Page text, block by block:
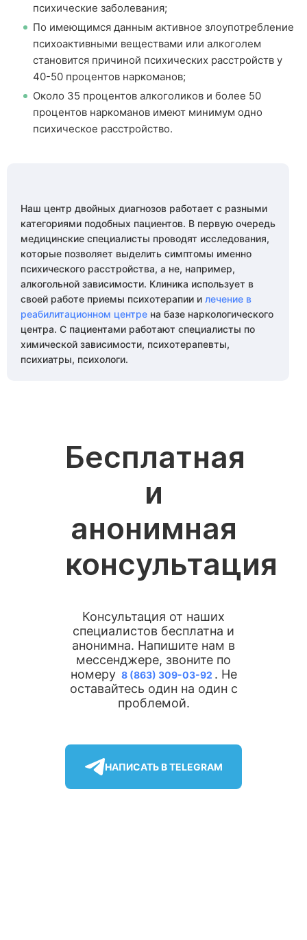
психические заболевания;
По имеющимся данным активное злоупотребление
психоактивными веществами или алкоголем
становится причиной психических расстройств у
40-50 процентов наркоманов;
Около 35 процентов алкоголиков и более 50
процентов наркоманов имеют минимум одно
психическое расстройство.
Наш центр двойных диагнозов работает с разными
категориями подобных пациентов. В первую очередь
медицинские специалисты проводят исследования,
которые позволяет выделить симптомы именно
психического расстройства, а не, например,
алкогольной зависимости. Клиника использует в
своей работе приемы психотерапии и лечение в
реабилитационном центре на базе наркологического
центра. С пациентами работают специалисты по
химической зависимости, психотерапевты,
психиатры, психологи.
Бесплатная
и
анонимная
консультация
Консультация от наших
специалистов бесплатна и
анонимна. Напишите нам в
мессенджере, звоните по
номеру 8 (863) 309-03-92 . Не
оставайтесь один на один с
проблемой.
НАПИСАТЬ В TELEGRAM